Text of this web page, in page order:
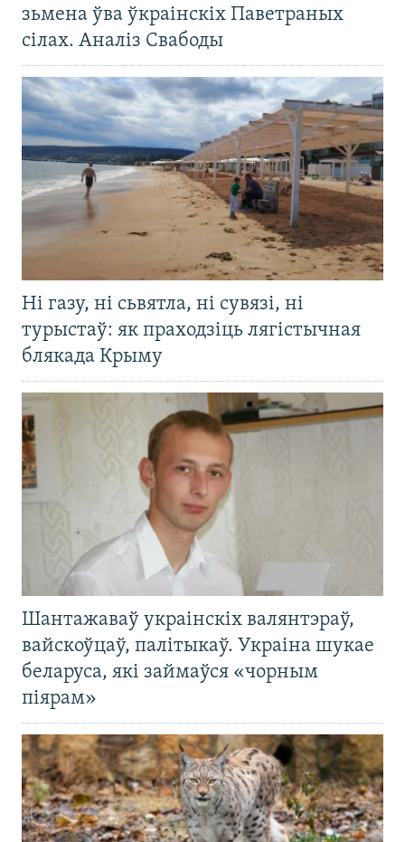
зьмена ўва ўкраінскіх Паветраных
сілах. Аналіз Свабоды
Ні газу, ні сьвятла, ні сувязі, ні
турыстаў: як праходзіць лягістычная
блякада Крыму
Шантажаваў украінскіх валянтэраў,
вайскоўцаў, палітыкаў. Украіна шукае
беларуса, які займаўся «чорным
піярам»